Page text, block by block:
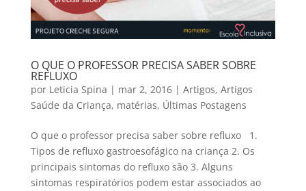
O QUE O PROFESSOR PRECISA SABER SOBRE
REFLUXO
por Leticia Spina | mar 2, 2016| Artigos, Artigos
Saúde da Criança, matérias, Últimas Postagens
O que o professor precisa saber sobre refluxo 1.
Tipos de refluxo gastroesofágico na criança 2. Os
principais sintomas do refluxo são 3. Alguns
sintomas respiratórios podem estar associados ao